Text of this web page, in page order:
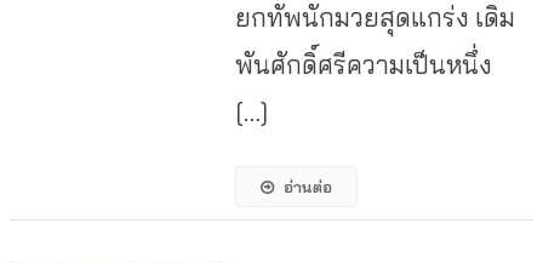
ยกทัพนักมวยสุดแกร่ง เดิม
พันศักดิ์ศรีความเป็นหนึ่ง
[…]
อ่านต่อ